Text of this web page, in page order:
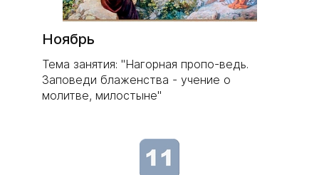
Ноябрь
Тема занятия: "Нагорная пропо-ведь.
Заповеди блаженства - учение о
молитве, милостыне"